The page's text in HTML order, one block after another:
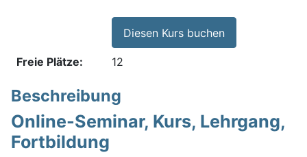
Diesen Kurs buchen
Freie Plätze: 12
Beschreibung
Online-Seminar, Kurs, Lehrgang,
Fortbildung